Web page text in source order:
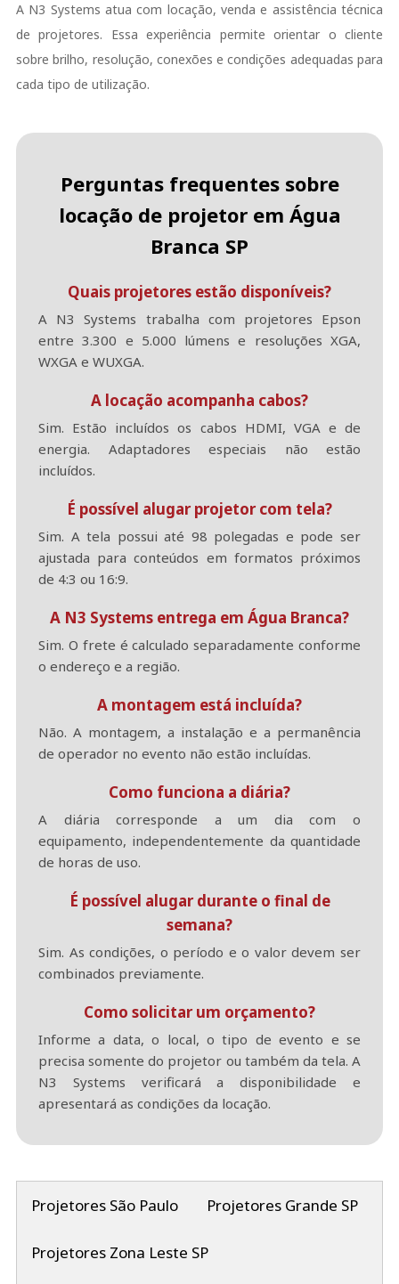
A N3 Systems atua com locação, venda e assistência técnica
de projetores. Essa experiência permite orientar o cliente
sobre brilho, resolução, conexões e condições adequadas para
cada tipo de utilização.
Perguntas frequentes sobre
locação de projetor em Água
Branca SP
Quais projetores estão disponíveis?
A N3 Systems trabalha com projetores Epson
entre 3.300 e 5.000 lúmens e resoluções XGA,
WXGA e WUXGA.
A locação acompanha cabos?
Sim. Estão incluídos os cabos HDMI, VGA e de
energia. Adaptadores especiais não estão
incluídos.
É possível alugar projetor com tela?
Sim. A tela possui até 98 polegadas e pode ser
ajustada para conteúdos em formatos próximos
de 4:3 ou 16:9.
A N3 Systems entrega em Água Branca?
Sim. O frete é calculado separadamente conforme
o endereço e a região.
A montagem está incluída?
Não. A montagem, a instalação e a permanência
de operador no evento não estão incluídas.
Como funciona a diária?
A diária corresponde a um dia com o
equipamento, independentemente da quantidade
de horas de uso.
É possível alugar durante o final de
semana?
Sim. As condições, o período e o valor devem ser
combinados previamente.
Como solicitar um orçamento?
Informe a data, o local, o tipo de evento e se
precisa somente do projetor ou também da tela. A
N3 Systems verificará a disponibilidade e
apresentará as condições da locação.
Projetores São Paulo Projetores Grande SP
Projetores Zona Leste SP